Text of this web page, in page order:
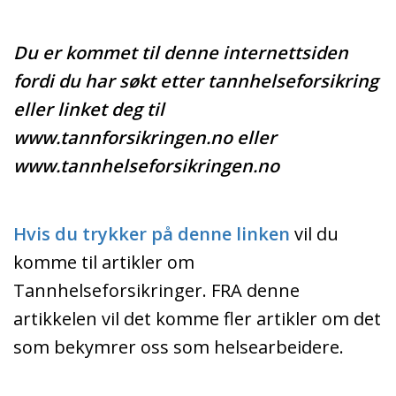
Du er kommet til denne internettsiden
fordi du har søkt etter tannhelseforsikring
eller linket deg til
www.tannforsikringen.no eller
www.tannhelseforsikringen.no
Hvis du trykker på denne linken vil du
komme til artikler om
Tannhelseforsikringer. FRA denne
artikkelen vil det komme fler artikler om det
som bekymrer oss som helsearbeidere.